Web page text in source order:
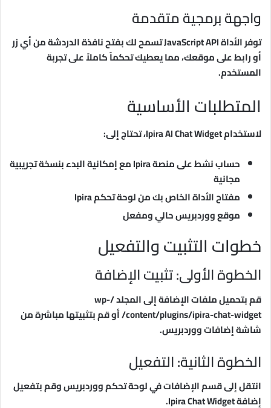
واجهة برمجية متقدمة
توفر الأداة JavaScript API تسمح لك بفتح نافذة الدردشة من أي زر
أو رابط على موقعك، مما يعطيك تحكماً كاملاً على تجربة
المستخدم.
المتطلبات الأساسية
لاستخدام Ipira AI Chat Widget، تحتاج إلى:
حساب نشط على منصة Ipira مع إمكانية البدء بنسخة تجريبية
مجانية
مفتاح الأداة الخاص بك من لوحة تحكم Ipira
موقع ووردبريس حالي ومفعل
خطوات التثبيت والتفعيل
الخطوة الأولى: تثبيت الإضافة
قم بتحميل ملفات الإضافة إلى المجلد /wp-
content/plugins/ipira-chat-widget/ أو قم بتثبيتها مباشرة من
شاشة إضافات ووردبريس.
الخطوة الثانية: التفعيل
انتقل إلى قسم الإضافات في لوحة تحكم ووردبريس وقم بتفعيل
إضافة Ipira Chat Widget.